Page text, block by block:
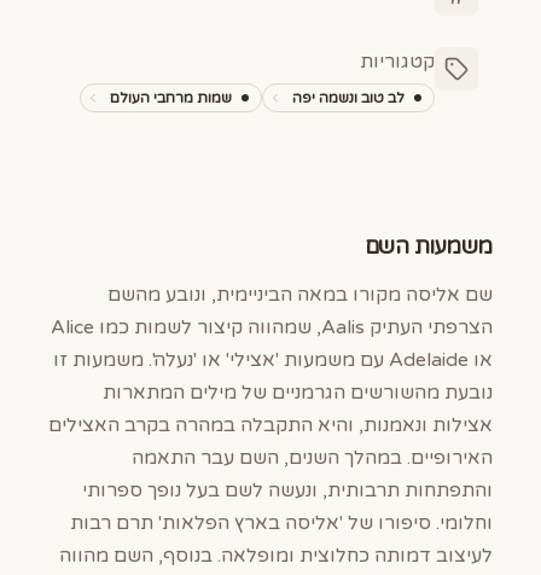
קטגוריות
לב טוב ונשמה יפה שמות מרחבי העולם
משמעות השם
שם אליסה מקורו במאה הביניימית, ונובע מהשם
הצרפתי העתיק Aalis, שמהווה קיצור לשמות כמו Alice
או Adelaide עם משמעות 'אצילי' או 'נעלה'. משמעות זו
נובעת מהשורשים הגרמניים של מילים המתארות
אצילות ונאמנות, והיא התקבלה במהרה בקרב האצילים
האירופיים. במהלך השנים, השם עבר התאמה
והתפתחות תרבותית, ונעשה לשם בעל נופך ספרותי
וחלומי. סיפורו של 'אליסה בארץ הפלאות' תרם רבות
לעיצוב דמותה כחלוצית ומופלאה. בנוסף, השם מהווה